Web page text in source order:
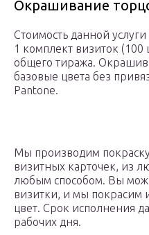
Окрашивание
Стоимость данной
1 комплект визиток
общего тиража.
базовые цвета без
Pantone.
Мы производим
визитных карточек, из
любым способом. Вы
визитки, и мы покрасим
цвет. Срок исполнения
рабочих дня.